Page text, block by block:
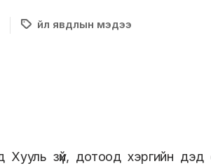
Үйл явдлын мэдээ
Хууль зүй, дотоод хэргийн